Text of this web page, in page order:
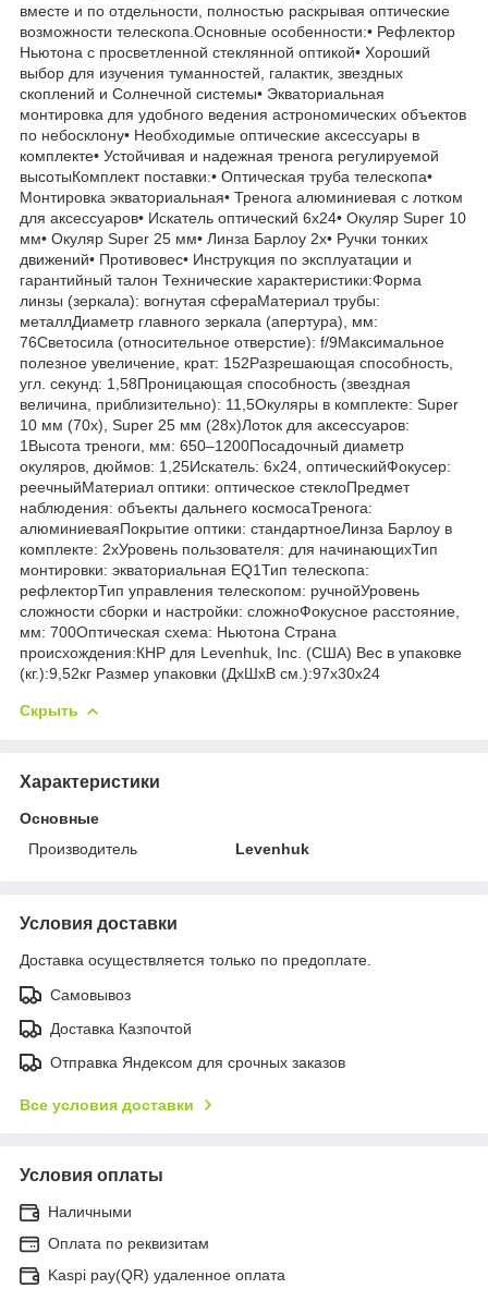
вместе и по отдельности, полностью раскрывая оптические
возможности телескопа.Основные особенности:• Рефлектор
Ньютона с просветленной стеклянной оптикой• Хороший
выбор для изучения туманностей, галактик, звездных
скоплений и Солнечной системы• Экваториальная
монтировка для удобного ведения астрономических объектов
по небосклону• Необходимые оптические аксессуары в
комплекте• Устойчивая и надежная тренога регулируемой
высотыКомплект поставки:• Оптическая труба телескопа•
Монтировка экваториальная• Тренога алюминиевая с лотком
для аксессуаров• Искатель оптический 6x24• Окуляр Super 10
мм• Окуляр Super 25 мм• Линза Барлоу 2х• Ручки тонких
движений• Противовес• Инструкция по эксплуатации и
гарантийный талон Технические характеристики:Форма
линзы (зеркала): вогнутая сфераМатериал трубы:
металлДиаметр главного зеркала (апертура), мм:
76Светосила (относительное отверстие): f/9Максимальное
полезное увеличение, крат: 152Разрешающая способность,
угл. секунд: 1,58Проницающая способность (звездная
величина, приблизительно): 11,5Окуляры в комплекте: Super
10 мм (70х), Super 25 мм (28х)Лоток для аксессуаров:
1Высота треноги, мм: 650–1200Посадочный диаметр
окуляров, дюймов: 1,25Искатель: 6x24, оптическийФокусер:
реечныйМатериал оптики: оптическое стеклоПредмет
наблюдения: объекты дальнего космосаТренога:
алюминиеваяПокрытие оптики: стандартноеЛинза Барлоу в
комплекте: 2xУровень пользователя: для начинающихТип
монтировки: экваториальная EQ1Тип телескопа:
рефлекторТип управления телескопом: ручнойУровень
сложности сборки и настройки: сложноФокусное расстояние,
мм: 700Оптическая схема: Ньютона Страна
происхождения:КНР для Levenhuk, Inc. (США) Вес в упаковке
(кг.):9,52кг Размер упаковки (ДхШхВ см.):97x30x24
Скрыть
Характеристики
Основные
Производитель
Levenhuk
Условия доставки
Доставка осуществляется только по предоплате.
Самовывоз
Доставка Казпочтой
Отправка Яндексом для срочных заказов
Все условия доставки
Условия оплаты
Наличными
Оплата по реквизитам
Kaspi pay(QR) удаленное оплата